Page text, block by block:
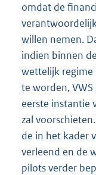
omdat de
willen nemen.
indien binnen
wettelijk regime
te worden,
eerste instantie
zal
de in het kader
verleend en de
pilots verder